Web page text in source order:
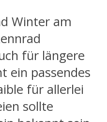
Winter am
für längere
ein passendes
für allerlei
sollte